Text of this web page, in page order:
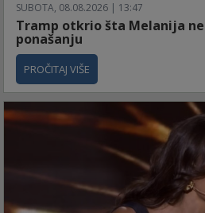
SUBOTA, 08.08.2026 | 13:47
Tramp otkrio šta Melanija
ponašanju
PROČITAJ VIŠE